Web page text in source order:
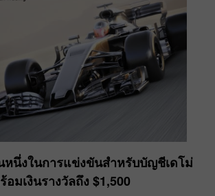
หนึ่งในการแข่งขันสำหรับบัญชีเดโม่
อมเงินรางวัลถึง $1,500